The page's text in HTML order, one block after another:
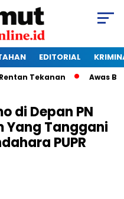
EDITORIAL
Tekanan Awas
di Depan PN
Yang Tanggani
PUPR